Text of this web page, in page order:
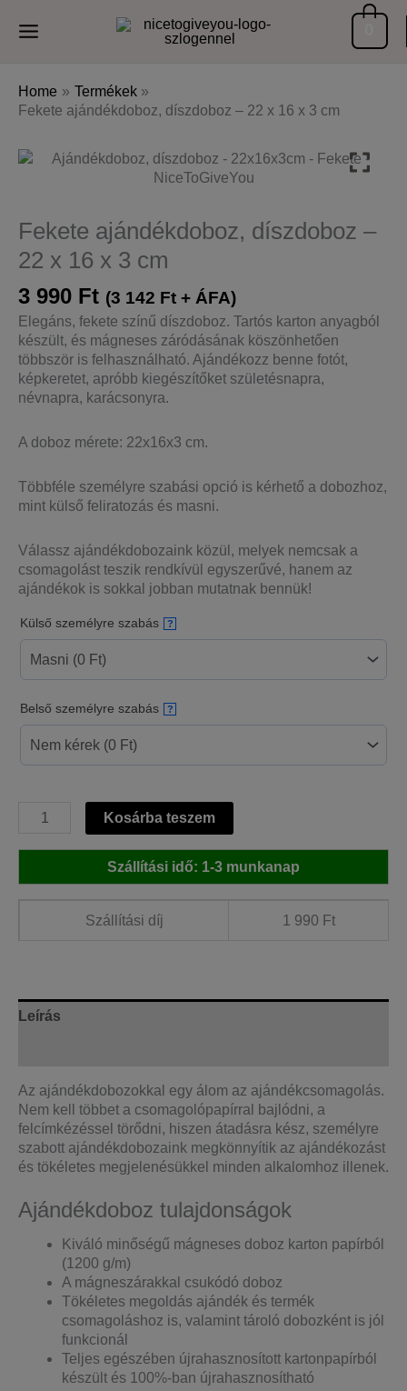
Home
Termékek
Fekete ajándékdoboz, díszdoboz – 22 x 16 x 3 cm
Fekete ajándékdoboz, díszdoboz –
22 x 16 x 3 cm
3 990 Ft (3 142 Ft + ÁFA)
Elegáns, fekete színű díszdoboz. Tartós karton anyagból
készült, és mágneses záródásának köszönhetően
többször is felhasználható. Ajándékozz benne fotót,
képkeretet, apróbb kiegészítőket születésnapra,
névnapra, karácsonyra.
A doboz mérete: 22x16x3 cm.
Többféle személyre szabási opció is kérhető a dobozhoz,
mint külső feliratozás és masni.
Válassz ajándékdobozaink közül, melyek nemcsak a
csomagolást teszik rendkívül egyszerűvé, hanem az
ajándékok is sokkal jobban mutatnak bennük!
Külső személyre szabás ?
Belső személyre szabás ?
Fekete
ajándékdoboz,
díszdoboz
22
mennyiség
Kosárba teszem
Szállítási idő: 1-3 munkanap
Szállítási díj 1 990 Ft
Leírás
Az ajándékdobozokkal egy álom az ajándékcsomagolás.
Nem kell többet a csomagolópapírral bajlódni, a
felcímkézéssel törődni, hiszen átadásra kész, személyre
szabott ajándékdobozaink megkönnyítik az ajándékozást
és tökéletes megjelenésükkel minden alkalomhoz illenek.
Ajándékdoboz tulajdonságok
Kiváló minőségű mágneses doboz karton papírból
(1200 g/m)
A mágneszárakkal csukódó doboz
Tökéletes megoldás ajándék és termék
csomagoláshoz is, valamint tároló dobozként is jól
funkcionál
Teljes egészében újrahasznosított kartonpapírból
készült és 100%-ban újrahasznosítható